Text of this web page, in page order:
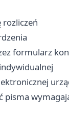
formularz
pisma